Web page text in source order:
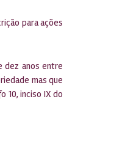
para ações
dez anos entre
mas que
10, inciso IX do